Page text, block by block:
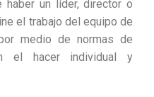
haber un líder, director o
el trabajo del equipo de
medio de normas de
el hacer individual y